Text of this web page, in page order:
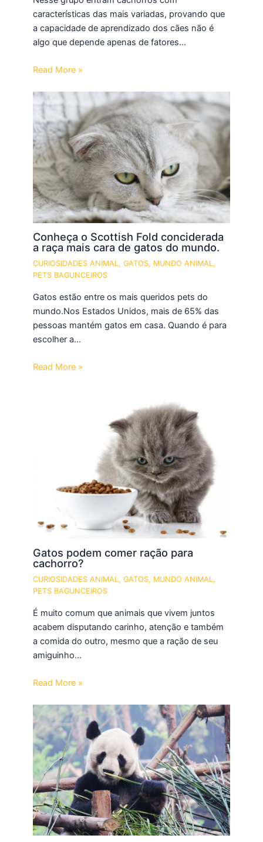
características das mais variadas, provando que
a capacidade de aprendizado dos cães não é
algo que depende apenas de fatores…
Read More »
Conheça o Scottish Fold conciderada
a raça mais cara de gatos do mundo.
CURIOSIDADES ANIMAL,GATOS, MUNDO ANIMAL,
PETS BAGUNCEIROS
Gatos estão entre os mais queridos pets do
mundo.Nos Estados Unidos, mais de 65% das
pessoas mantém gatos em casa. Quando é para
escolher a…
Read More »
Gatos podem comer ração para
cachorro?
CURIOSIDADES ANIMAL,GATOS, MUNDO ANIMAL,
PETS BAGUNCEIROS
É muito comum que animais que vivem juntos
acabem disputando carinho, atenção e também
a comida do outro, mesmo que a ração de seu
amiguinho…
Read More »